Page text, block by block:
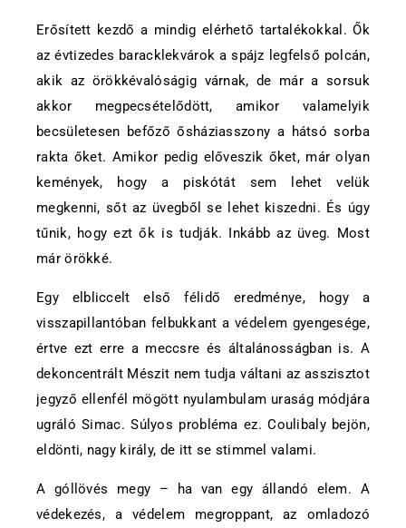
Erősített kezdő a mindig elérhető tartalékokkal. Ők
az évtizedes baracklekvárok a spájz legfelső polcán,
akik az örökkévalóságig várnak, de már a sorsuk
akkor megpecsételődött, amikor valamelyik
becsületesen befőző ősháziasszony a hátsó sorba
rakta őket. Amikor pedig előveszik őket, már olyan
kemények, hogy a piskótát sem lehet velük
megkenni, sőt az üvegből se lehet kiszedni. És úgy
tűnik, hogy ezt ők is tudják. Inkább az üveg. Most
már örökké.
Egy elbliccelt első félidő eredménye, hogy a
visszapillantóban felbukkant a védelem gyengesége,
értve ezt erre a meccsre és általánosságban is. A
dekoncentrált Mészit nem tudja váltani az asszisztot
jegyző ellenfél mögött nyulambulam uraság módjára
ugráló Simac. Súlyos probléma ez. Coulibaly bejön,
eldönti, nagy király, de itt se stimmel valami.
A góllövés megy – ha van egy állandó elem. A
védekezés, a védelem megroppant, az omladozó